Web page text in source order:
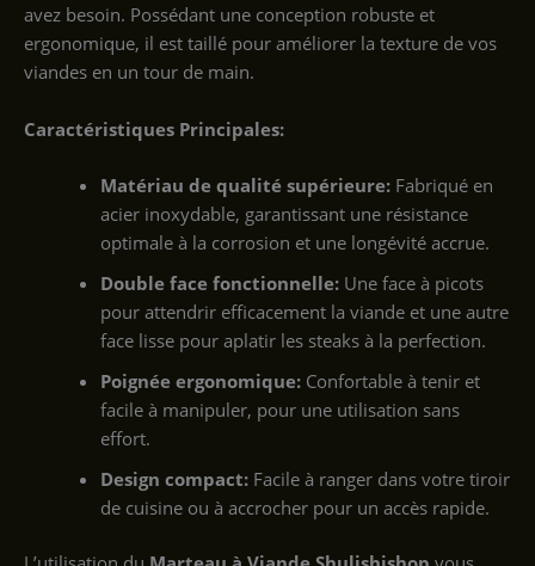
avez besoin. Possédant une conception robuste et
ergonomique, il est taillé pour améliorer la texture de vos
viandes en un tour de main.
Caractéristiques Principales:
Matériau de qualité supérieure:Fabriqué en
acier inoxydable, garantissant une résistance
optimale à la corrosion et une longévité accrue.
Double face fonctionnelle:Une face à picots
pour attendrir efficacement la viande et une autre
face lisse pour aplatir les steaks à la perfection.
Poignée ergonomique:Confortable à tenir et
facile à manipuler, pour une utilisation sans
effort.
Design compact:Facile à ranger dans votre tiroir
de cuisine ou à accrocher pour un accès rapide.